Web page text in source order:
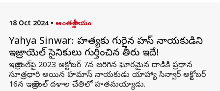
18 Oct 2024 • అంతర్జాతీయం
Yahya Sinwar: హత్యకు గురైన హమాస్ నాయకుడిని
ఇజ్రాయెల్ సైనికులు గుర్తించిన తీరు ఇదే!
ఇజ్రాయెల్‌పై 2023 అక్టోబర్ 7న జరిగిన ఘోరమైన దాడికి ప్రధాన
సూత్రధారి అయిన హమాస్ నాయకుడు యాహ్యా సిన్వార్ అక్టోబర్
16న ఇజ్రాయెల్ దళాల చేతిలో హతమయ్యాడు.